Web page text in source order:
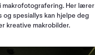
makrofotografering. Her lærer
og spesiallys kan hjelpe deg
kreative makrobilder.